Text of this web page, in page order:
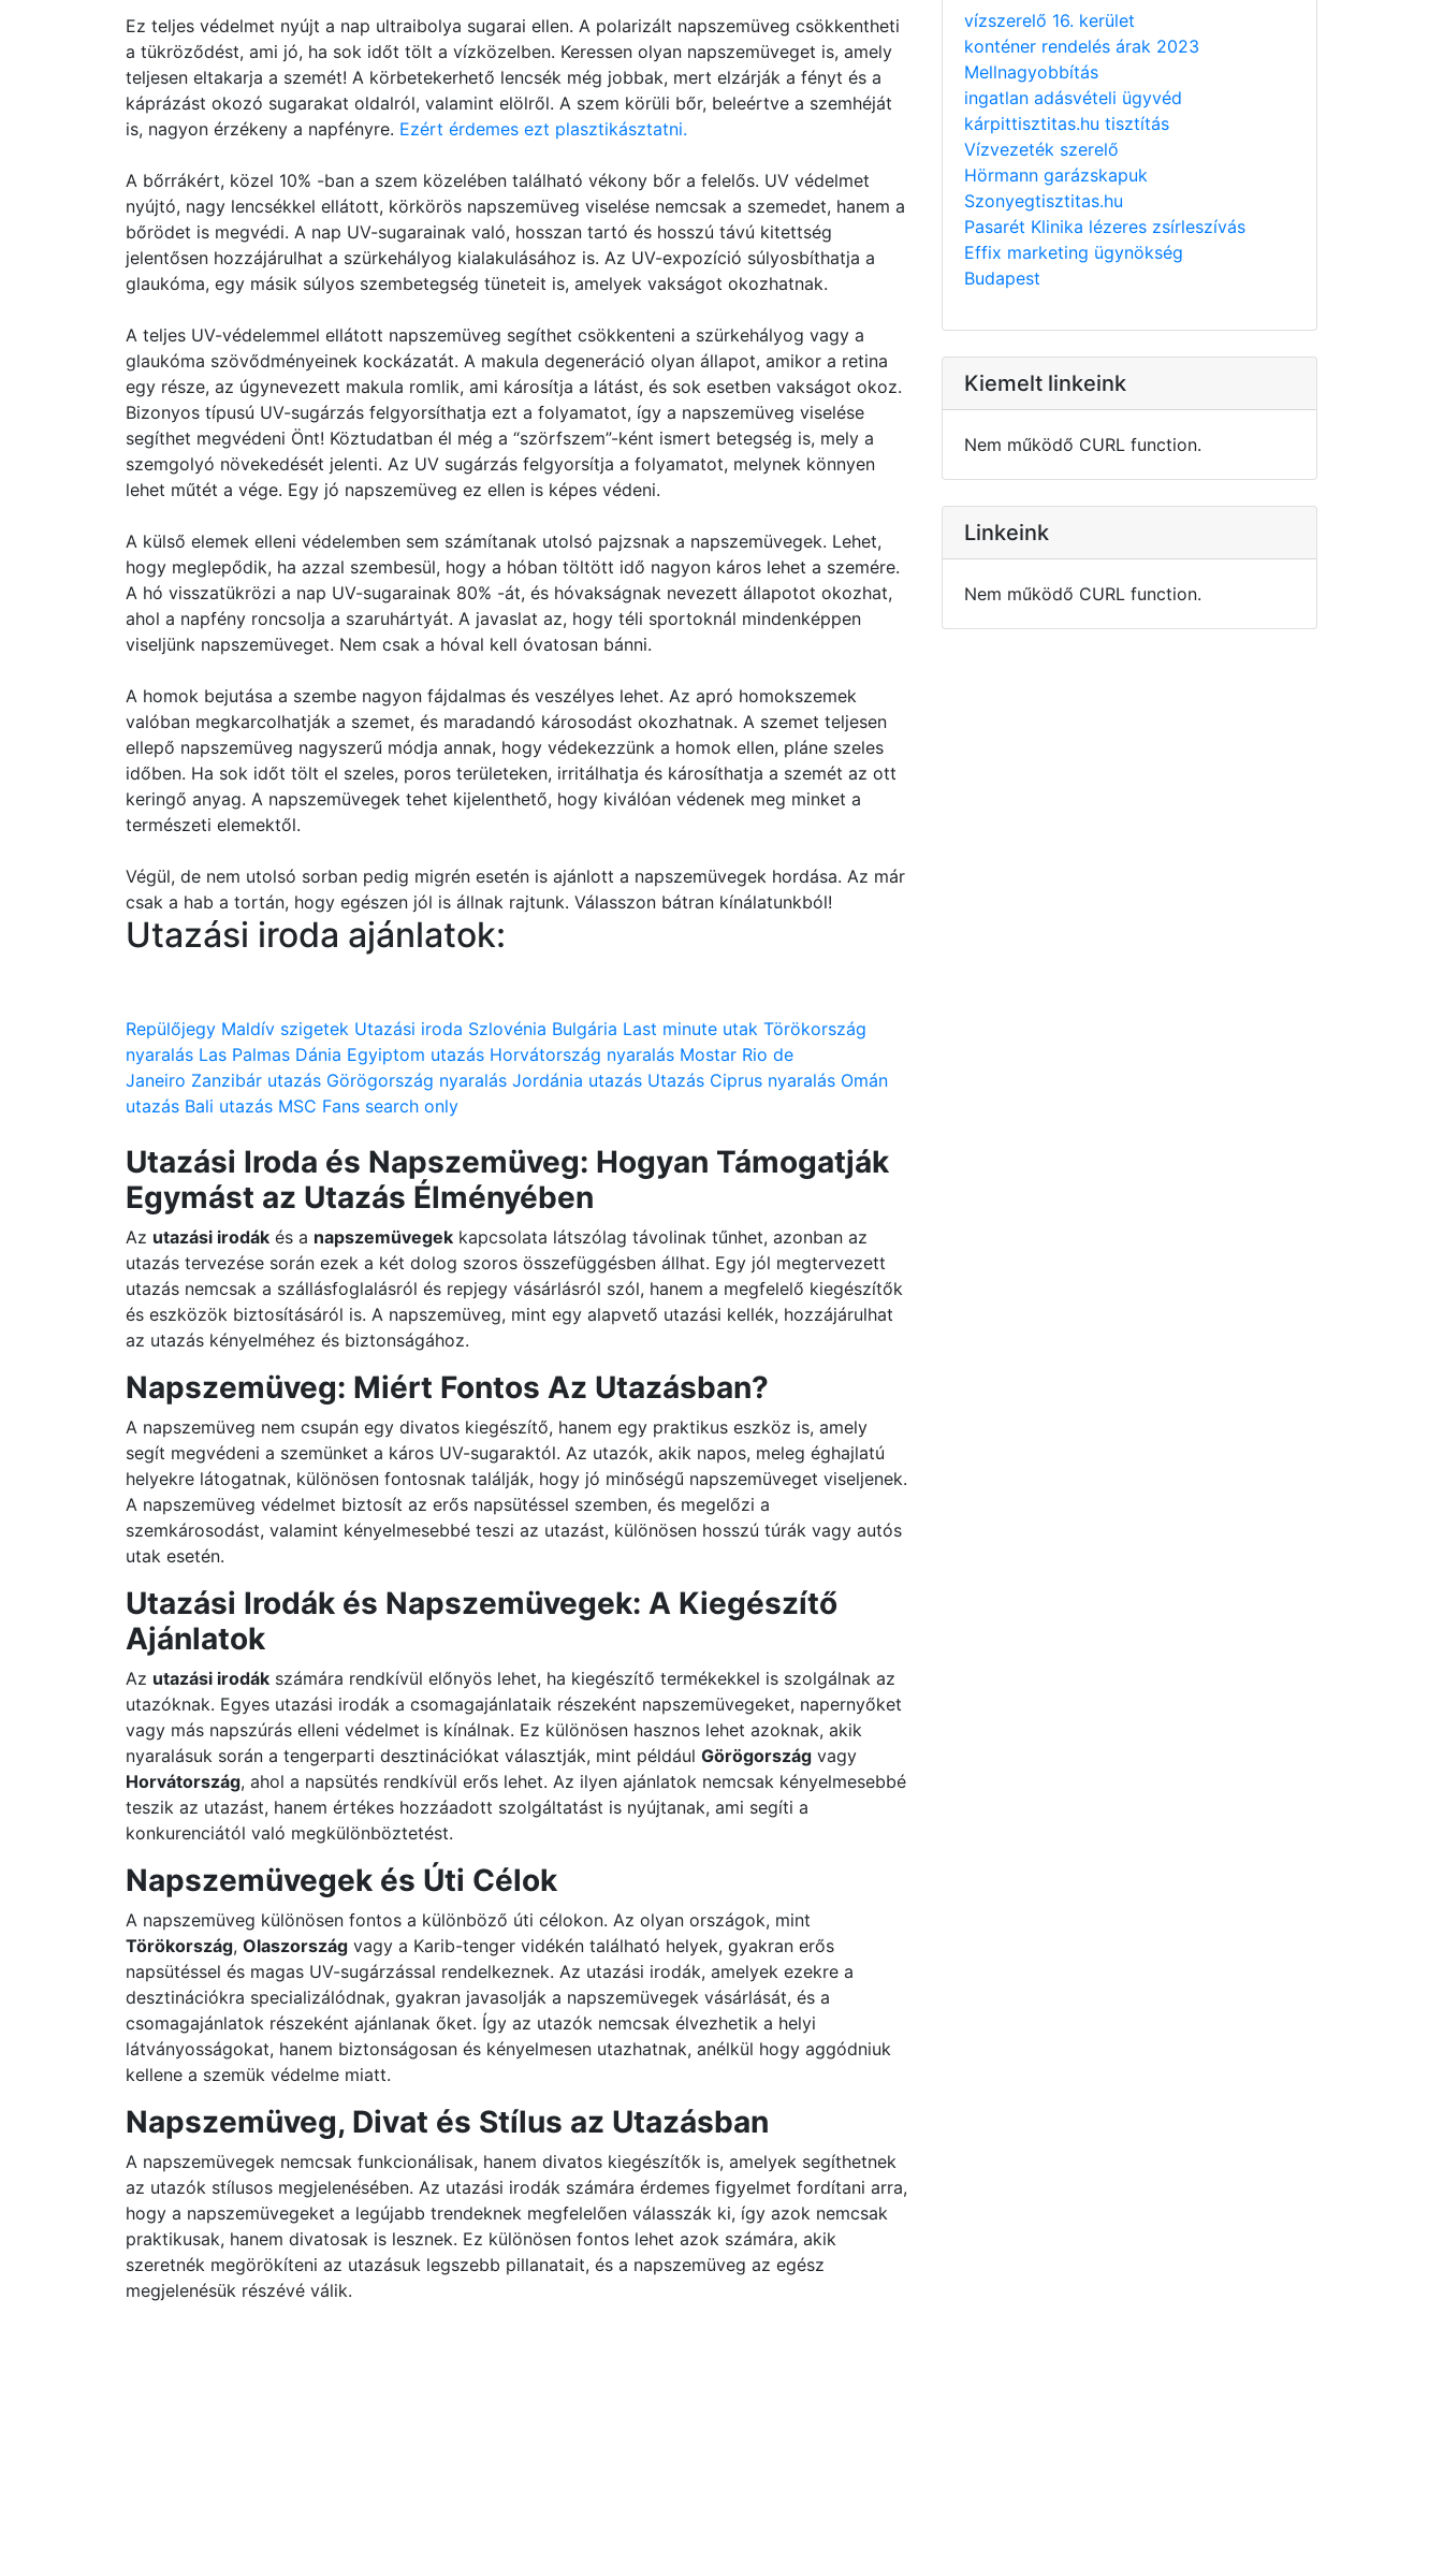
Ez teljes védelmet nyújt a nap ultraibolya sugarai ellen. A polarizált napszemüveg csökkentheti
a tükröződést, ami jó, ha sok időt tölt a vízközelben. Keressen olyan napszemüveget is, amely
teljesen eltakarja a szemét! A körbetekerhető lencsék még jobbak, mert elzárják a fényt és a
káprázást okozó sugarakat oldalról, valamint elölről. A szem körüli bőr, beleértve a szemhéját
is, nagyon érzékeny a napfényre. Ezért érdemes ezt plasztikásztatni.
A bőrrákért, közel 10% -ban a szem közelében található vékony bőr a felelős. UV védelmet
nyújtó, nagy lencsékkel ellátott, körkörös napszemüveg viselése nemcsak a szemedet, hanem a
bőrödet is megvédi. A nap UV-sugarainak való, hosszan tartó és hosszú távú kitettség
jelentősen hozzájárulhat a szürkehályog kialakulásához is. Az UV-expozíció súlyosbíthatja a
glaukóma, egy másik súlyos szembetegség tüneteit is, amelyek vakságot okozhatnak.
A teljes UV-védelemmel ellátott napszemüveg segíthet csökkenteni a szürkehályog vagy a
glaukóma szövődményeinek kockázatát. A makula degeneráció olyan állapot, amikor a retina
egy része, az úgynevezett makula romlik, ami károsítja a látást, és sok esetben vakságot okoz.
Bizonyos típusú UV-sugárzás felgyorsíthatja ezt a folyamatot, így a napszemüveg viselése
segíthet megvédeni Önt! Köztudatban él még a “szörfszem”-ként ismert betegség is, mely a
szemgolyó növekedését jelenti. Az UV sugárzás felgyorsítja a folyamatot, melynek könnyen
lehet műtét a vége. Egy jó napszemüveg ez ellen is képes védeni.
A külső elemek elleni védelemben sem számítanak utolsó pajzsnak a napszemüvegek. Lehet,
hogy meglepődik, ha azzal szembesül, hogy a hóban töltött idő nagyon káros lehet a szemére.
A hó visszatükrözi a nap UV-sugarainak 80% -át, és hóvakságnak nevezett állapotot okozhat,
ahol a napfény roncsolja a szaruhártyát. A javaslat az, hogy téli sportoknál mindenképpen
viseljünk napszemüveget. Nem csak a hóval kell óvatosan bánni.
A homok bejutása a szembe nagyon fájdalmas és veszélyes lehet. Az apró homokszemek
valóban megkarcolhatják a szemet, és maradandó károsodást okozhatnak. A szemet teljesen
ellepő napszemüveg nagyszerű módja annak, hogy védekezzünk a homok ellen, pláne szeles
időben. Ha sok időt tölt el szeles, poros területeken, irritálhatja és károsíthatja a szemét az ott
keringő anyag. A napszemüvegek tehet kijelenthető, hogy kiválóan védenek meg minket a
természeti elemektől.
Végül, de nem utolsó sorban pedig migrén esetén is ajánlott a napszemüvegek hordása. Az már
csak a hab a tortán, hogy egészen jól is állnak rajtunk. Válasszon bátran kínálatunkból!
Utazási iroda ajánlatok:
Repülőjegy Maldív szigetek Utazási iroda Szlovénia Bulgária Last minute utak Törökország
nyaralás Las Palmas Dánia Egyiptom utazás Horvátország nyaralás Mostar Rio de
Janeiro Zanzibár utazás Görögország nyaralás Jordánia utazás Utazás Ciprus nyaralás Omán
utazás Bali utazás MSC Fans search only
Utazási Iroda és Napszemüveg: Hogyan Támogatják
Egymást az Utazás Élményében
Az utazási irodák és a napszemüvegek kapcsolata látszólag távolinak tűnhet, azonban az
utazás tervezése során ezek a két dolog szoros összefüggésben állhat. Egy jól megtervezett
utazás nemcsak a szállásfoglalásról és repjegy vásárlásról szól, hanem a megfelelő kiegészítők
és eszközök biztosításáról is. A napszemüveg, mint egy alapvető utazási kellék, hozzájárulhat
az utazás kényelméhez és biztonságához.
Napszemüveg: Miért Fontos Az Utazásban?
A napszemüveg nem csupán egy divatos kiegészítő, hanem egy praktikus eszköz is, amely
segít megvédeni a szemünket a káros UV-sugaraktól. Az utazók, akik napos, meleg éghajlatú
helyekre látogatnak, különösen fontosnak találják, hogy jó minőségű napszemüveget viseljenek.
A napszemüveg védelmet biztosít az erős napsütéssel szemben, és megelőzi a
szemkárosodást, valamint kényelmesebbé teszi az utazást, különösen hosszú túrák vagy autós
utak esetén.
Utazási Irodák és Napszemüvegek: A Kiegészítő
Ajánlatok
Az utazási irodák számára rendkívül előnyös lehet, ha kiegészítő termékekkel is szolgálnak az
utazóknak. Egyes utazási irodák a csomagajánlataik részeként napszemüvegeket, napernyőket
vagy más napszúrás elleni védelmet is kínálnak. Ez különösen hasznos lehet azoknak, akik
nyaralásuk során a tengerparti desztinációkat választják, mint például Görögország vagy
Horvátország, ahol a napsütés rendkívül erős lehet. Az ilyen ajánlatok nemcsak kényelmesebbé
teszik az utazást, hanem értékes hozzáadott szolgáltatást is nyújtanak, ami segíti a
konkurenciától való megkülönböztetést.
Napszemüvegek és Úti Célok
A napszemüveg különösen fontos a különböző úti célokon. Az olyan országok, mint
Törökország, Olaszország vagy a Karib-tenger vidékén található helyek, gyakran erős
napsütéssel és magas UV-sugárzással rendelkeznek. Az utazási irodák, amelyek ezekre a
desztinációkra specializálódnak, gyakran javasolják a napszemüvegek vásárlását, és a
csomagajánlatok részeként ajánlanak őket. Így az utazók nemcsak élvezhetik a helyi
látványosságokat, hanem biztonságosan és kényelmesen utazhatnak, anélkül hogy aggódniuk
kellene a szemük védelme miatt.
Napszemüveg, Divat és Stílus az Utazásban
A napszemüvegek nemcsak funkcionálisak, hanem divatos kiegészítők is, amelyek segíthetnek
az utazók stílusos megjelenésében. Az utazási irodák számára érdemes figyelmet fordítani arra,
hogy a napszemüvegeket a legújabb trendeknek megfelelően válasszák ki, így azok nemcsak
praktikusak, hanem divatosak is lesznek. Ez különösen fontos lehet azok számára, akik
szeretnék megörökíteni az utazásuk legszebb pillanatait, és a napszemüveg az egész
megjelenésük részévé válik.
vízszerelő 16. kerület
konténer rendelés árak 2023
Mellnagyobbítás
ingatlan adásvételi ügyvéd
kárpittisztitas.hu tisztítás
Vízvezeték szerelő
Hörmann garázskapuk
Szonyegtisztitas.hu
Pasarét Klinika lézeres zsírleszívás
Effix marketing ügynökség
Budapest
Kiemelt linkeink
Nem működő CURL function.
Linkeink
Nem működő CURL function.